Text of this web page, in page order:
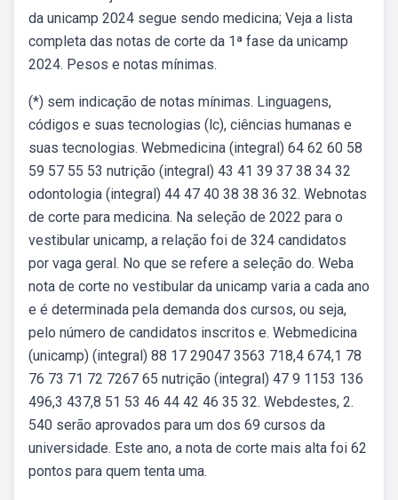
da unicamp 2024 segue sendo medicina; Veja a lista
completa das notas de corte da 1ª fase da unicamp
2024. Pesos e notas mínimas.
(*) sem indicação de notas mínimas. Linguagens,
códigos e suas tecnologias (lc), ciências humanas e
suas tecnologias. Webmedicina (integral) 64 62 60 58
59 57 55 53 nutrição (integral) 43 41 39 37 38 34 32
odontologia (integral) 44 47 40 38 38 36 32. Webnotas
de corte para medicina. Na seleção de 2022 para o
vestibular unicamp, a relação foi de 324 candidatos
por vaga geral. No que se refere a seleção do. Weba
nota de corte no vestibular da unicamp varia a cada ano
e é determinada pela demanda dos cursos, ou seja,
pelo número de candidatos inscritos e. Webmedicina
(unicamp) (integral) 88 17 29047 3563 718,4 674,1 78
76 73 71 72 7267 65 nutrição (integral) 47 9 1153 136
496,3 437,8 51 53 46 44 42 46 35 32. Webdestes, 2.
540 serão aprovados para um dos 69 cursos da
universidade. Este ano, a nota de corte mais alta foi 62
pontos para quem tenta uma.